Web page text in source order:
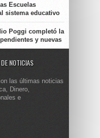
Escuelas
sistema educativo
Poggi completó la
y nuevas
NOTICIAS
las últimas noticias
Dinero,
e